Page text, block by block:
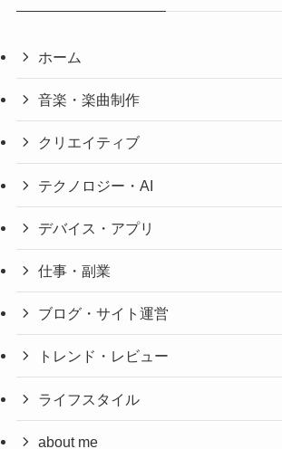
ホーム
音楽・楽曲制作
クリエイティブ
テクノロジー・AI
デバイス・アプリ
仕事・副業
ブログ・サイト運営
トレンド・レビュー
ライフスタイル
about me